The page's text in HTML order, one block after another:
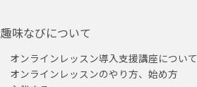
趣味なびについて
オンラインレッスン導入支援講座について
オンラインレッスンのやり方、始め方